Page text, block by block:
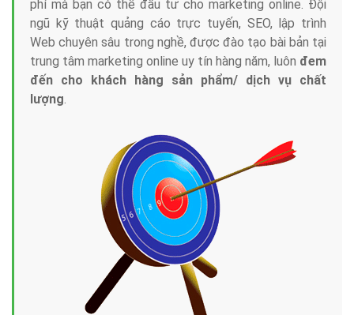
phí mà bạn có thể đầu tư cho marketing online. Đội
ngũ kỹ thuật quảng cáo trực tuyến, SEO, lập trình
Web chuyên sâu trong nghề, được đào tạo bài bản tại
trung tâm marketing online uy tín hàng năm, luôn đem
đến cho khách hàng sản phẩm/ dịch vụ chất
lượng.